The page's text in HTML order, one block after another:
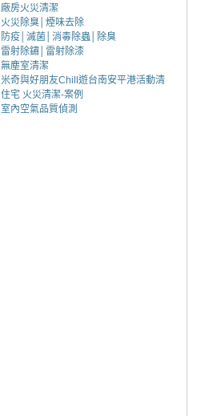
廠房火災清潔
火災除臭│煙味去除
防疫│滅菌│消毒除蟲│除臭
雷射除鏽│雷射除漆
無塵室清潔
米奇與好朋友Chill遊台南安平港活動清
潔
住宅 火災清潔-案例
室內空氣品質偵測